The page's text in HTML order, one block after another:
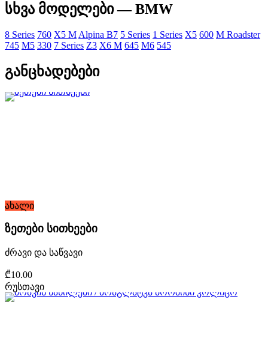
სხვა მოდელები — BMW
8 Series 760 X5 M Alpina B7 5 Series 1 Series X5 600 M Roadster
745 M5 330 7 Series Z3 X6 M 645 M6 545
განცხადებები
ახალი
ზეთები სითხეები
ძრავი და საწვავი
₾10.00
რუსთავი